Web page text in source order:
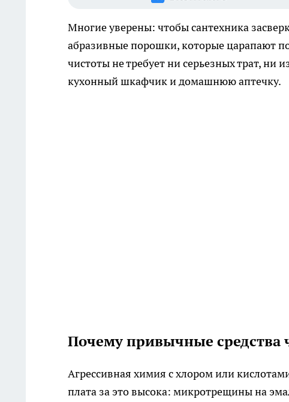
Многие уверены: чтобы сантехника
абразивные порошки, которые царапают
чистоты не требует ни серьезных трат, ни
кухонный шкафчик и домашнюю аптечку.
Почему привычные средства
Агрессивная химия с хлором или
плата за это высока: микротрещины на